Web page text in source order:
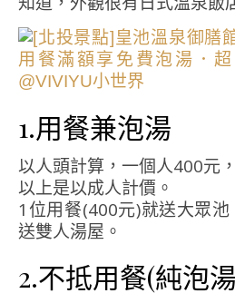
1.用餐兼泡湯
以人頭計算，一個人400元
以上是以成人計價。
1位用餐(400元)就送大眾
送雙人湯屋。
2.不抵用餐(純泡